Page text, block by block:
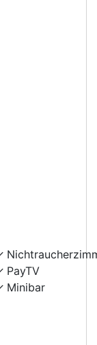
PayTV
Minibar